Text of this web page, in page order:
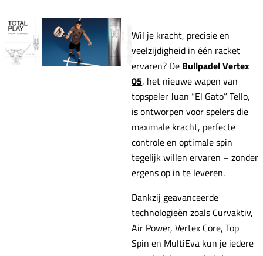
Wil je kracht, precisie en
veelzijdigheid in één racket
ervaren? De Bullpadel Vertex
05, het nieuwe wapen van
topspeler Juan “El Gato” Tello,
is ontworpen voor spelers die
maximale kracht, perfecte
controle en optimale spin
tegelijk willen ervaren – zonder
ergens op in te leveren.
Dankzij geavanceerde
technologieën zoals Curvaktiv,
Air Power, Vertex Core, Top
Spin en MultiEva kun je iedere